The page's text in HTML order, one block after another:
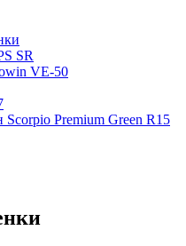
SR
VE-50
Scorpio Premium Green R15